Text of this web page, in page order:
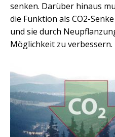
senken. Darüber hinaus
die Funktion als CO2-
und sie durch
Möglichkeit zu verbessern.